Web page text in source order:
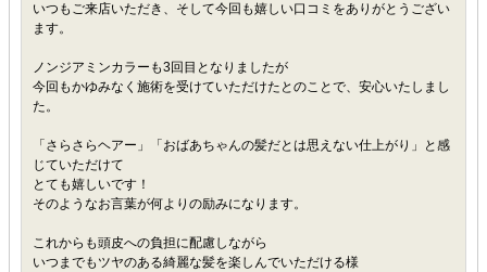
いつもご来店いただき、そして今回も嬉しい口コミをありがとうござい
ます。
ノンジアミンカラーも3回目となりましたが
今回もかゆみなく施術を受けていただけたとのことで、安心いたしまし
た。
「さらさらヘアー」「おばあちゃんの髪だとは思えない仕上がり」と感
じていただけて
とても嬉しいです！
そのようなお言葉が何よりの励みになります。
これからも頭皮への負担に配慮しながら
いつまでもツヤのある綺麗な髪を楽しんでいただける様